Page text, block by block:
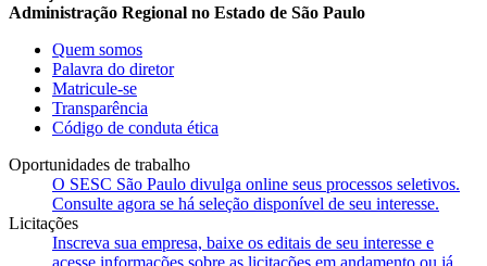
Administração Regional no Estado de São Paulo
Quem somos
Palavra do diretor
Matricule-se
Transparência
Código de conduta ética
Oportunidades de trabalho
O SESC São Paulo divulga online seus processos seletivos.
Consulte agora se há seleção disponível de seu interesse.
Licitações
Inscreva sua empresa, baixe os editais de seu interesse e